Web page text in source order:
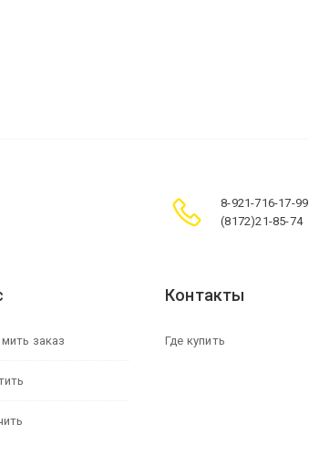
8-921-716-17-99
(8172)21-85-74
заказ
Контакты
Где купить